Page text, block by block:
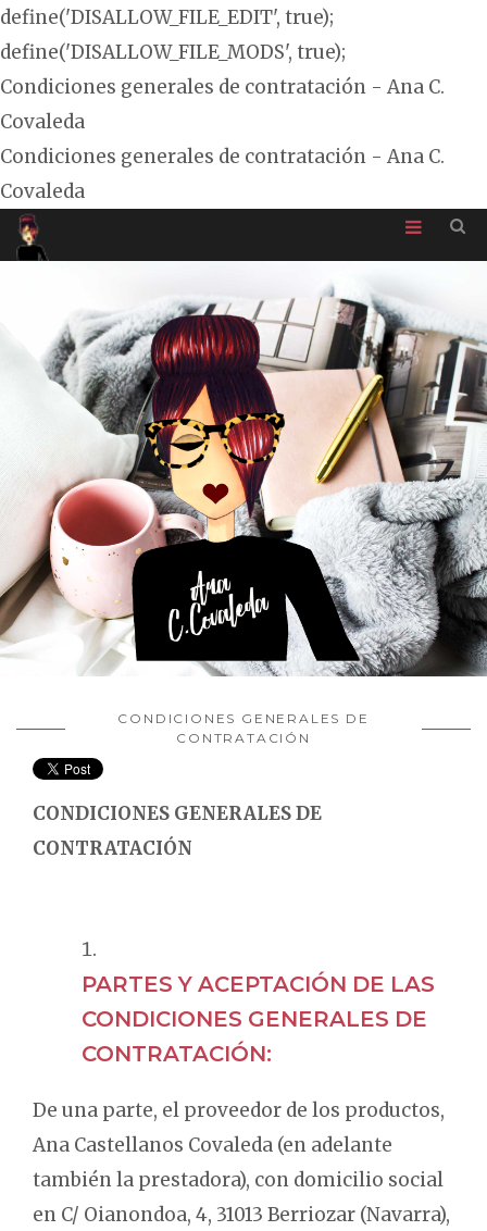
define('DISALLOW_FILE_EDIT', true);
define('DISALLOW_FILE_MODS', true);
Condiciones generales de contratación - Ana C.
Covaleda
Condiciones generales de contratación - Ana C.
Covaleda
CONDICIONES GENERALES DE
CONTRATACIÓN
CONDICIONES GENERALES DE
CONTRATACIÓN
PARTES Y ACEPTACIÓN DE LAS
CONDICIONES GENERALES DE
CONTRATACIÓN:
De una parte, el proveedor de los productos,
Ana Castellanos Covaleda (en adelante
también la prestadora), con domicilio social
en C/ Oianondoa, 4, 31013 Berriozar (Navarra),